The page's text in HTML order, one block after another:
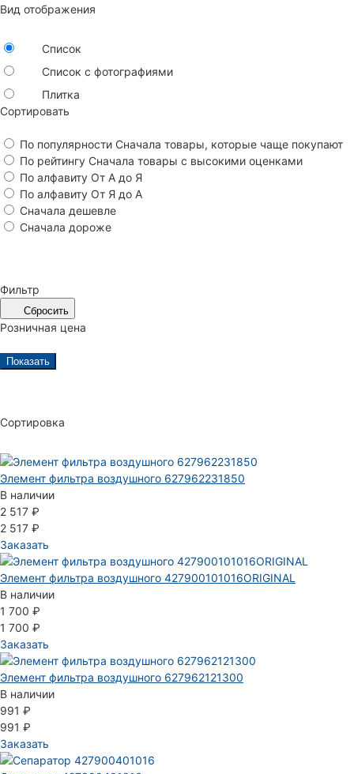
Вид отображения
Список
Список с фотографиями
Плитка
Сортировать
По популярности Сначала товары, которые чаще покупают
По рейтингу Сначала товары с высокими оценками
По алфавиту От А до Я
По алфавиту От Я до А
Сначала дешевле
Сначала дороже
Фильтр
Сбросить
Розничная цена
Показать
Сортировка
Элемент фильтра воздушного 627962231850
В наличии
2 517 ₽
2 517 ₽
Заказать
Элемент фильтра воздушного 427900101016ORIGINAL
В наличии
1 700 ₽
1 700 ₽
Заказать
Элемент фильтра воздушного 627962121300
В наличии
991 ₽
991 ₽
Заказать